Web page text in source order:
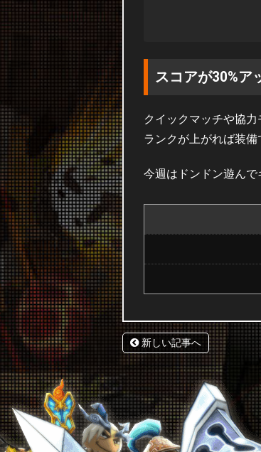
スコアが30%ア
クイックマッチや協
ランクが上がれば装
今週はドンドン遊んで
新しい記事へ